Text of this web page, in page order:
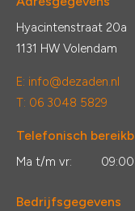
Hyacintenstraat 20a
1131 HW Volendam
E: info@dezaden.nl
T: 06 3048 5829
Telefonisch
Ma t/m vr:
Bedrijfsgegevens